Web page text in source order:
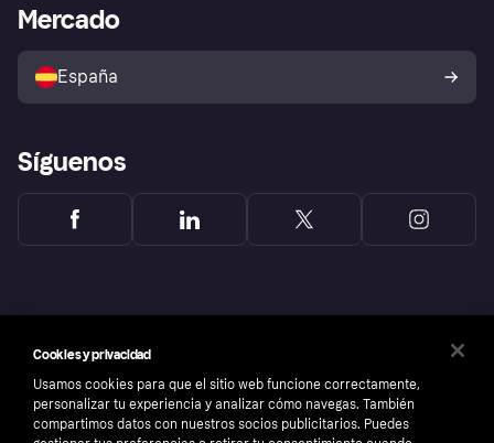
Directorio de tiendas
Política de protección al
comprador de Klarna
Reclamaciones
Acceso empresas
Mercado
España
Síguenos
Cookies y privacidad
Usamos cookies para que el sitio web funcione correctamente,
personalizar tu experiencia y analizar cómo navegas. También
compartimos datos con nuestros socios publicitarios. Puedes